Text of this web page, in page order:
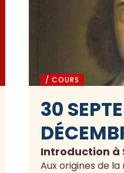
/ COURS
30
Introduction à
Aux origines de